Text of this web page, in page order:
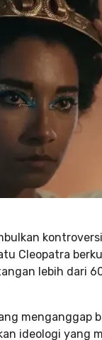
Cleopatra
lebih dari
menganggap
ideologi yang